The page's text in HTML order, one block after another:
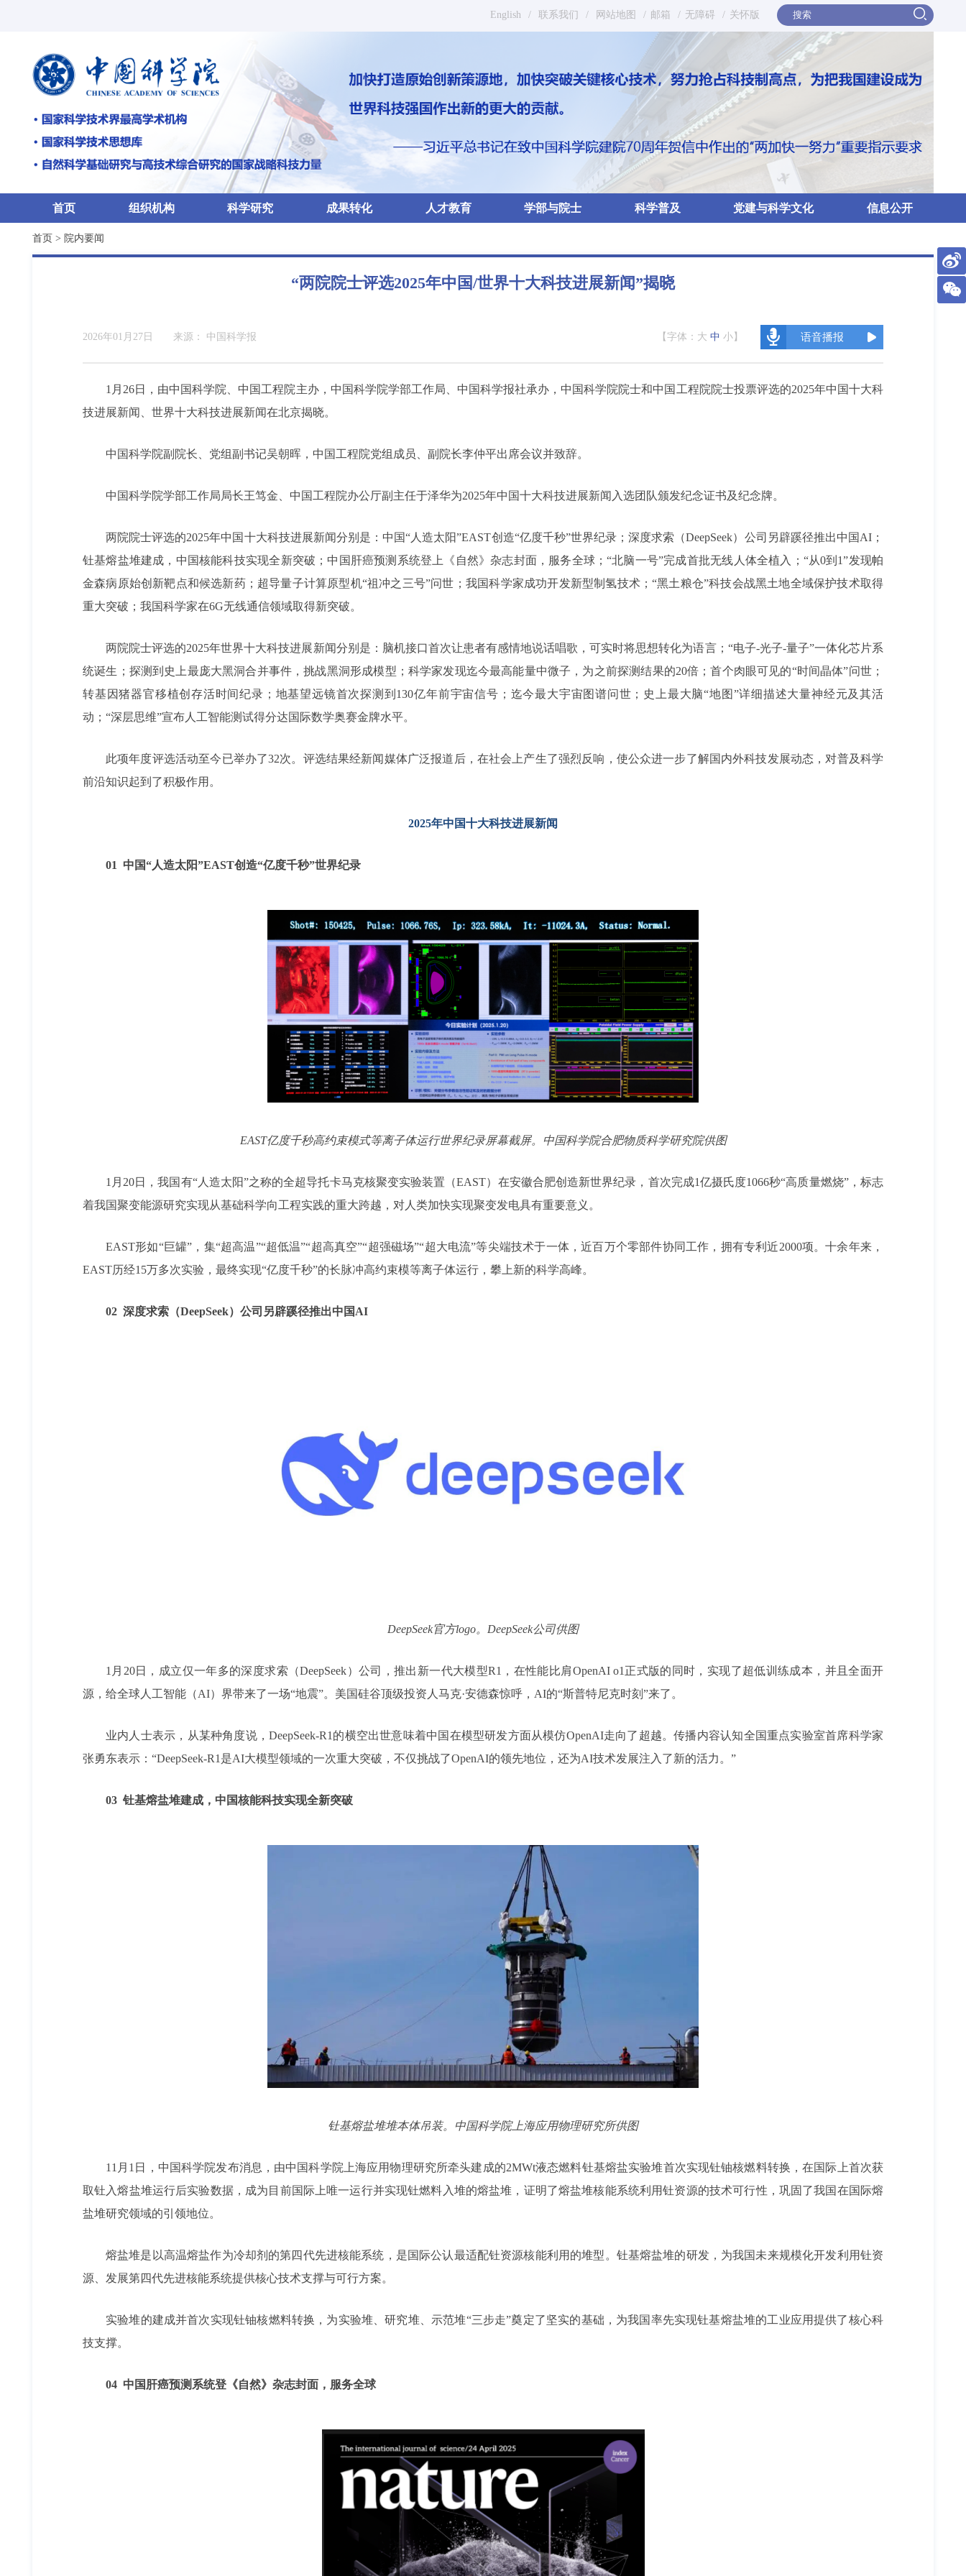
English / 联系我们 / 网站地图 / 邮箱 / 无障碍 / 关怀版
首页 组织机构 科学研究 成果转化 人才教育 学部与院士 科学普及 党建与科学文化 信息公开
首页 > 院内要闻
“两院院士评选2025年中国/世界十大科技进展新闻”揭晓
2026年01月27日 来源： 中国科学报 【字体： 大 中 小 】 语音播报
1月26日，由中国科学院、中国工程院主办，中国科学院学部工作局、中国科学报社承办，中国科学院院士和中国工程院院士投票评选的2025年中国十大科
技进展新闻、世界十大科技进展新闻在北京揭晓。
中国科学院副院长、党组副书记吴朝晖，中国工程院党组成员、副院长李仲平出席会议并致辞。
中国科学院学部工作局局长王笃金、中国工程院办公厅副主任于泽华为2025年中国十大科技进展新闻入选团队颁发纪念证书及纪念牌。
两院院士评选的2025年中国十大科技进展新闻分别是：中国“人造太阳”EAST创造“亿度千秒”世界纪录；深度求索（DeepSeek）公司另辟蹊径推出中国AI；
钍基熔盐堆建成，中国核能科技实现全新突破；中国肝癌预测系统登上《自然》杂志封面，服务全球；“北脑一号”完成首批无线人体全植入；“从0到1”发现帕
金森病原始创新靶点和候选新药；超导量子计算原型机“祖冲之三号”问世；我国科学家成功开发新型制氢技术；“黑土粮仓”科技会战黑土地全域保护技术取得
重大突破；我国科学家在6G无线通信领域取得新突破。
两院院士评选的2025年世界十大科技进展新闻分别是：脑机接口首次让患者有感情地说话唱歌，可实时将思想转化为语言；“电子-光子-量子”一体化芯片系
统诞生；探测到史上最庞大黑洞合并事件，挑战黑洞形成模型；科学家发现迄今最高能量中微子，为之前探测结果的20倍；首个肉眼可见的“时间晶体”问世；
转基因猪器官移植创存活时间纪录；地基望远镜首次探测到130亿年前宇宙信号；迄今最大宇宙图谱问世；史上最大脑“地图”详细描述大量神经元及其活
动；“深层思维”宣布人工智能测试得分达国际数学奥赛金牌水平。
此项年度评选活动至今已举办了32次。评选结果经新闻媒体广泛报道后，在社会上产生了强烈反响，使公众进一步了解国内外科技发展动态，对普及科学
前沿知识起到了积极作用。
2025年中国十大科技进展新闻
01 中国“人造太阳”EAST创造“亿度千秒”世界纪录
EAST亿度千秒高约束模式等离子体运行世界纪录屏幕截屏。中国科学院合肥物质科学研究院供图
1月20日，我国有“人造太阳”之称的全超导托卡马克核聚变实验装置（EAST）在安徽合肥创造新世界纪录，首次完成1亿摄氏度1066秒“高质量燃烧”，标志
着我国聚变能源研究实现从基础科学向工程实践的重大跨越，对人类加快实现聚变发电具有重要意义。
EAST形如“巨罐”，集“超高温”“超低温”“超高真空”“超强磁场”“超大电流”等尖端技术于一体，近百万个零部件协同工作，拥有专利近2000项。十余年来，
EAST历经15万多次实验，最终实现“亿度千秒”的长脉冲高约束模等离子体运行，攀上新的科学高峰。
02 深度求索（DeepSeek）公司另辟蹊径推出中国AI
DeepSeek官方logo。DeepSeek公司供图
1月20日，成立仅一年多的深度求索（DeepSeek）公司，推出新一代大模型R1，在性能比肩OpenAI o1正式版的同时，实现了超低训练成本，并且全面开
源，给全球人工智能（AI）界带来了一场“地震”。美国硅谷顶级投资人马克·安德森惊呼，AI的“斯普特尼克时刻”来了。
业内人士表示，从某种角度说，DeepSeek-R1的横空出世意味着中国在模型研发方面从模仿OpenAI走向了超越。传播内容认知全国重点实验室首席科学家
张勇东表示：“DeepSeek-R1是AI大模型领域的一次重大突破，不仅挑战了OpenAI的领先地位，还为AI技术发展注入了新的活力。”
03 钍基熔盐堆建成，中国核能科技实现全新突破
钍基熔盐堆堆本体吊装。中国科学院上海应用物理研究所供图
11月1日，中国科学院发布消息，由中国科学院上海应用物理研究所牵头建成的2MWt液态燃料钍基熔盐实验堆首次实现钍铀核燃料转换，在国际上首次获
取钍入熔盐堆运行后实验数据，成为目前国际上唯一运行并实现钍燃料入堆的熔盐堆，证明了熔盐堆核能系统利用钍资源的技术可行性，巩固了我国在国际熔
盐堆研究领域的引领地位。
熔盐堆是以高温熔盐作为冷却剂的第四代先进核能系统，是国际公认最适配钍资源核能利用的堆型。钍基熔盐堆的研发，为我国未来规模化开发利用钍资
源、发展第四代先进核能系统提供核心技术支撑与可行方案。
实验堆的建成并首次实现钍铀核燃料转换，为实验堆、研究堆、示范堆“三步走”奠定了坚实的基础，为我国率先实现钍基熔盐堆的工业应用提供了核心科
技支撑。
04 中国肝癌预测系统登《自然》杂志封面，服务全球